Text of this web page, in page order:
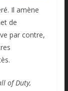
Il amène
de
par contre,
of Duty,